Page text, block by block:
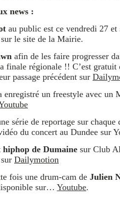
news :
au public est ce vendredi 27
le site de la Mairie.
afin de les faire progresser
finale régionale !! C’est gratuit
passage précédent sur
enregistré un freestyle avec un
série de reportage sur chaque
du concert au Dundee sur
de Dumaine sur Club
Dailymotion
fois une drum-cam de Julien
sur… Youtube.